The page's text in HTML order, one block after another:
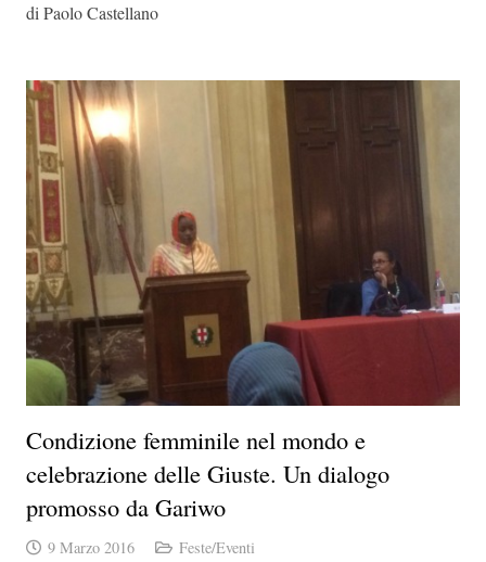
di Paolo Castellano
Condizione femminile nel mondo e
celebrazione delle Giuste. Un dialogo
promosso da Gariwo
9 Marzo 2016 Feste/Eventi